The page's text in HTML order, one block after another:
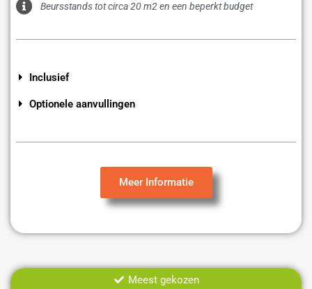
Beursstands tot circa 20 m2 en een beperkt budget
Inclusief
Optionele aanvullingen
Meer Informatie
Meest gekozen